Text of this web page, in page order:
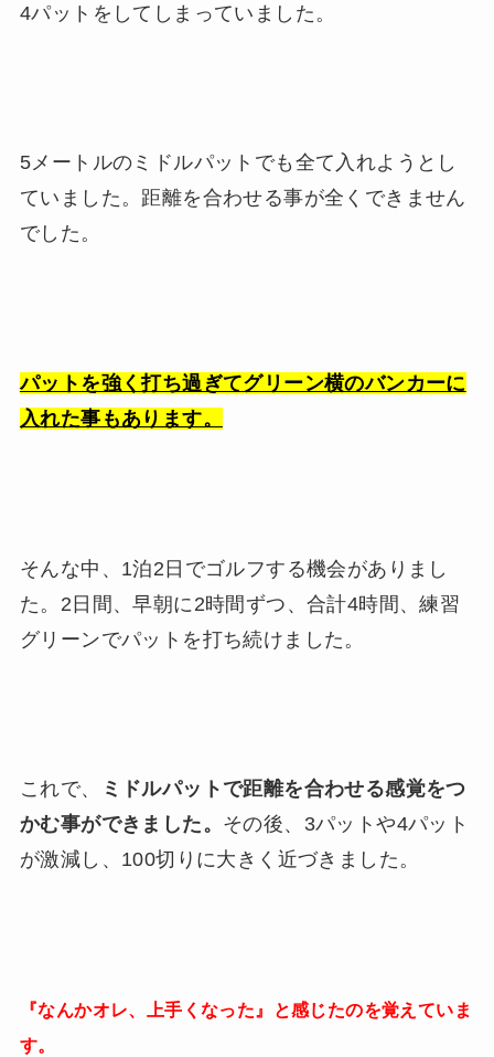
4パットをしてしまっていました。
5メートルのミドルパットでも全て入れようとし
ていました。距離を合わせる事が全くできません
でした。
パットを強く打ち過ぎてグリーン横のバンカーに
入れた事もあります。
そんな中、1泊2日でゴルフする機会がありまし
た。2日間、早朝に2時間ずつ、合計4時間、練習
グリーンでパットを打ち続けました。
これで、
ミドルパットで距離を合わせる感覚をつ
かむ事ができました。 その後、3パットや4パット
が激減し、100切りに大きく近づきました。
『なんかオレ、上手くなった』と感じたのを覚えていま
す。